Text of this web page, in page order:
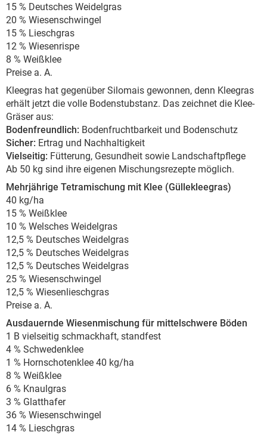
15 % Deutsches Weidelgras
20 % Wiesenschwingel
15 % Lieschgras
12 % Wiesenrispe
8 % Weißklee
Preise a. A.
Kleegras hat gegenüber Silomais gewonnen, denn Kleegras
erhält jetzt die volle Bodenstubstanz. Das zeichnet die Klee-
Gräser aus:
Bodenfreundlich: Bodenfruchtbarkeit und Bodenschutz
Sicher: Ertrag und Nachhaltigkeit
Vielseitig: Fütterung, Gesundheit sowie Landschaftpflege
Ab 50 kg sind ihre eigenen Mischungsrezepte möglich.
Mehrjährige Tetramischung mit Klee (Güllekleegras)
40 kg/ha
15 % Weißklee
10 % Welsches Weidelgras
12,5 % Deutsches Weidelgras
12,5 % Deutsches Weidelgras
12,5 % Deutsches Weidelgras
25 % Wiesenschwingel
12,5 % Wiesenlieschgras
Preise a. A.
Ausdauernde Wiesenmischung für mittelschwere Böden
1 B vielseitig schmackhaft, standfest
4 % Schwedenklee
1 % Hornschotenklee 40 kg/ha
8 % Weißklee
6 % Knaulgras
3 % Glatthafer
36 % Wiesenschwingel
14 % Lieschgras